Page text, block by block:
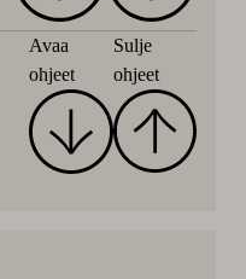
Avaa
ohjeet
Sulje
ohjeet